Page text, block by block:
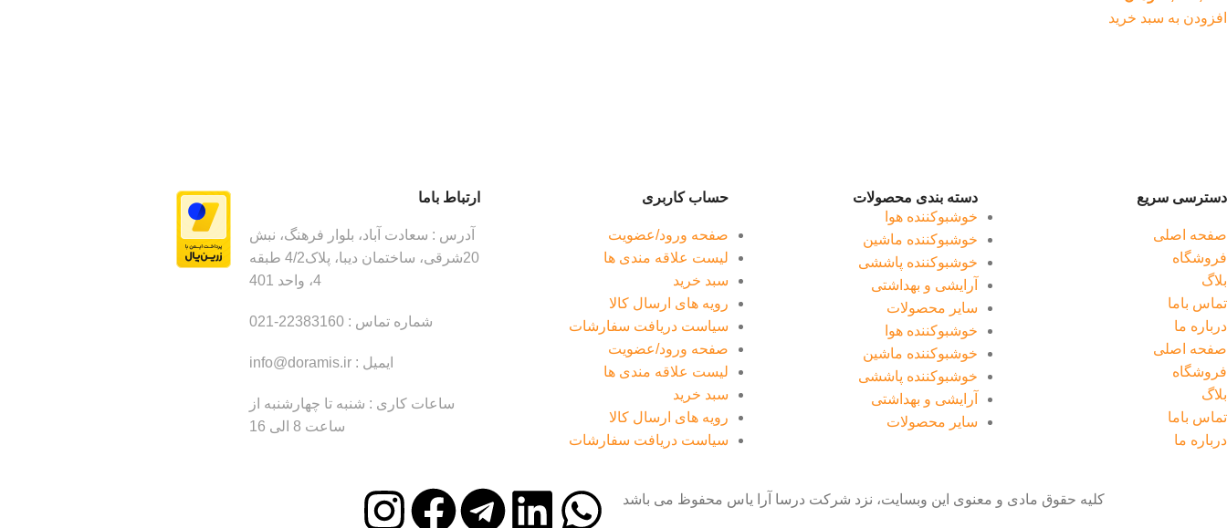
افزودن به سبد خرید
دسترسی سریع
صفحه اصلی
فروشگاه
بلاگ
تماس باما
درباره ما
صفحه اصلی
فروشگاه
بلاگ
تماس باما
درباره ما
دسته بندی محصولات
خوشبوکننده هوا
خوشبوکننده ماشین
خوشبوکننده پاششی
آرایشی و بهداشتی
سایر محصولات
خوشبوکننده هوا
خوشبوکننده ماشین
خوشبوکننده پاششی
آرایشی و بهداشتی
سایر محصولات
حساب کاربری
صفحه ورود/عضویت
لیست علاقه مندی ها
سبد خرید
رویه های ارسال کالا
سیاست دریافت سفارشات
صفحه ورود/عضویت
لیست علاقه مندی ها
سبد خرید
رویه های ارسال کالا
سیاست دریافت سفارشات
ارتباط باما
آدرس : سعادت آباد، بلوار فرهنگ، نبش
20شرقی، ساختمان دیبا، پلاک4/2 طبقه
4، واحد 401
شماره تماس : 22383160-021
ایمیل : info@doramis.ir
ساعات کاری : شنبه تا چهارشنبه از
ساعت 8 الی 16
کلیه حقوق مادی و معنوی این وبسایت، نزد شرکت درسا آرا یاس محفوظ می باشد